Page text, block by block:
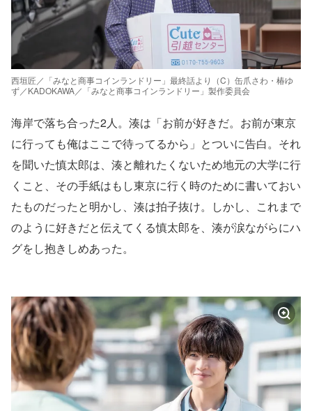
西垣匠／「みなと商事コインランドリー」最終話より（C）缶爪さわ・椿ゆ
ず／KADOKAWA／「みなと商事コインランドリー」製作委員会
海岸で落ち合った2人。湊は「お前が好きだ。お前が東京
に行っても俺はここで待ってるから」とついに告白。それ
を聞いた慎太郎は、湊と離れたくないため地元の大学に行
くこと、その手紙はもし東京に行く時のために書いておい
たものだったと明かし、湊は拍子抜け。しかし、これまで
のように好きだと伝えてくる慎太郎を、湊が涙ながらにハ
グをし抱きしめあった。